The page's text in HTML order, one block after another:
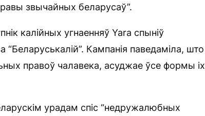
звычайных беларусаў”.
калійных угнаенняў Yara спыніў
Кампанія паведаміла, што
правоў чалавека, асуджае ўсе формы іх
урадам спіс “недружалюбных